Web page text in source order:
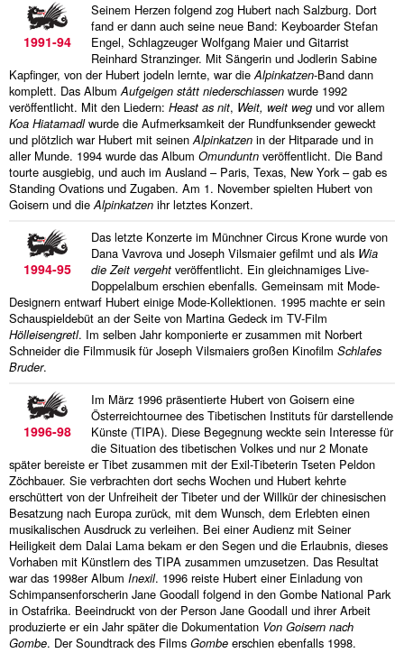
1991-94
Seinem Herzen folgend zog Hubert nach Salzburg. Dort
fand er dann auch seine neue Band: Keyboarder Stefan
Engel, Schlagzeuger Wolfgang Maier und Gitarrist
Reinhard Stranzinger. Mit Sängerin und Jodlerin Sabine
Kapfinger, von der Hubert jodeln lernte, war dieAlpinkatzen-Band dann
komplett. Das AlbumAufgeigen stått niederschiassen wurde 1992
veröffentlicht. Mit den Liedern: Heast as nit, Weit, weit weg und vor allem
Koa Hiatamadlwurde die Aufmerksamkeit der Rundfunksender geweckt
und plötzlich war Hubert mit seinenAlpinkatzen in der Hitparade und in
aller Munde. 1994 wurde das Album Omunduntn veröffentlicht. Die Band
tourte ausgiebig, und auch im Ausland – Paris, Texas, New York – gab es
Standing Ovations und Zugaben. Am 1. November spielten Hubert von
Goisern und dieAlpinkatzen ihr letztes Konzert.
1994-95
Das letzte Konzerte im Münchner Circus Krone wurde von
Dana Vavrova und Joseph Vilsmaier gefilmt und als Wia
die Zeit vergeht veröffentlicht. Ein gleichnamiges Live-
Doppelalbum erschien ebenfalls. Gemeinsam mit Mode-
Designern entwarf Hubert einige Mode-Kollektionen. 1995 machte er sein
Schauspieldebüt an der Seite von Martina Gedeck im TV-Film
Hölleisengretl. Im selben Jahr komponierte er zusammen mit Norbert
Schneider die Filmmusik für Joseph Vilsmaiers großen Kinofilm Schlafes
Bruder.
1996-98
Im März 1996 präsentierte Hubert von Goisern eine
Österreichtournee des Tibetischen Instituts für darstellende
Künste (TIPA). Diese Begegnung weckte sein Interesse für
die Situation des tibetischen Volkes und nur 2 Monate
später bereiste er Tibet zusammen mit der Exil-Tibeterin Tseten Peldon
Zöchbauer. Sie verbrachten dort sechs Wochen und Hubert kehrte
erschüttert von der Unfreiheit der Tibeter und der Willkür der chinesischen
Besatzung nach Europa zurück, mit dem Wunsch, dem Erlebten einen
musikalischen Ausdruck zu verleihen. Bei einer Audienz mit Seiner
Heiligkeit dem Dalai Lama bekam er den Segen und die Erlaubnis, dieses
Vorhaben mit Künstlern des TIPA zusammen umzusetzen. Das Resultat
war das 1998er Album Inexil. 1996 reiste Hubert einer Einladung von
Schimpansenforscherin Jane Goodall folgend in den Gombe National Park
in Ostafrika. Beeindruckt von der Person Jane Goodall und ihrer Arbeit
produzierte er ein Jahr später die Dokumentation Von Goisern nach
Gombe. Der Soundtrack des Films Gombe erschien ebenfalls 1998.